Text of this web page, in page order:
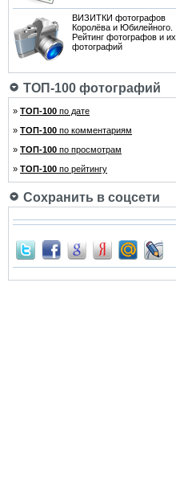
ВИЗИТКИ фотографов
Королёва и Юбилейного.
Рейтинг фотографов и их
фотографий
ТОП-100 фотографий
» ТОП-100 по дате
» ТОП-100 по комментариям
» ТОП-100 по просмотрам
» ТОП-100 по рейтингу
Сохранить в соцсети